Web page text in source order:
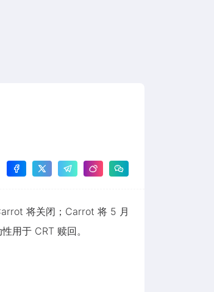
将关闭；Carrot 将 5 月
用于 CRT 赎回。